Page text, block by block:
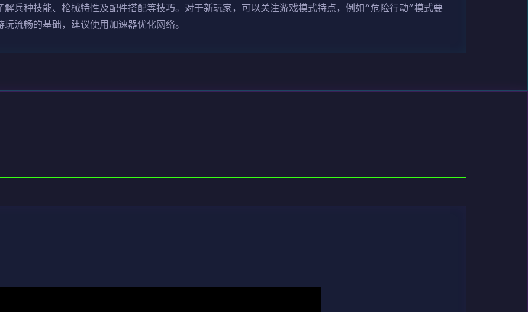
兵种技能、枪械特性及配件搭配等技巧。对于新玩家，可以关注游戏模式特点，例如“危险行动”模式要
流畅的基础，建议使用加速器优化网络。